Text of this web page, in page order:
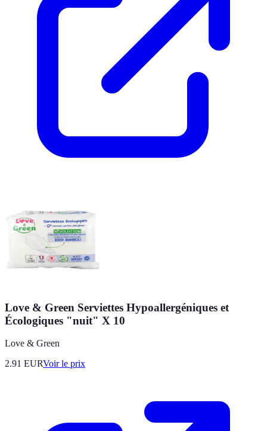
Love & Green Serviettes Hypoallergéniques et
Écologiques "nuit" X 10
Love & Green
2.91 EURVoir le prix